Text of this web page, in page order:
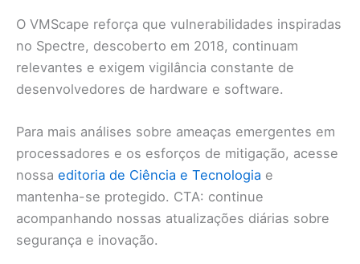
O VMScape reforça que vulnerabilidades inspiradas
no Spectre, descoberto em 2018, continuam
relevantes e exigem vigilância constante de
desenvolvedores de hardware e software.
Para mais análises sobre ameaças emergentes em
processadores e os esforços de mitigação, acesse
nossa editoria de Ciência e Tecnologia e
mantenha-se protegido. CTA: continue
acompanhando nossas atualizações diárias sobre
segurança e inovação.